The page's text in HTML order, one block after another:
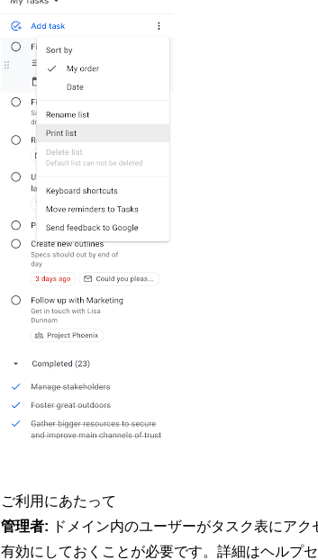
ご利用にあたって
管理者: ドメイン内のユーザーがタスク表にア
有効にしておくことが必要です。詳細はヘルプセ